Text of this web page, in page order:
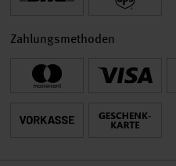
Zahlungsmethoden